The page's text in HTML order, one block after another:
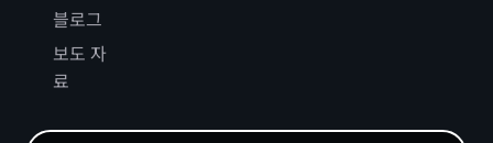
블로그
보도 자
료